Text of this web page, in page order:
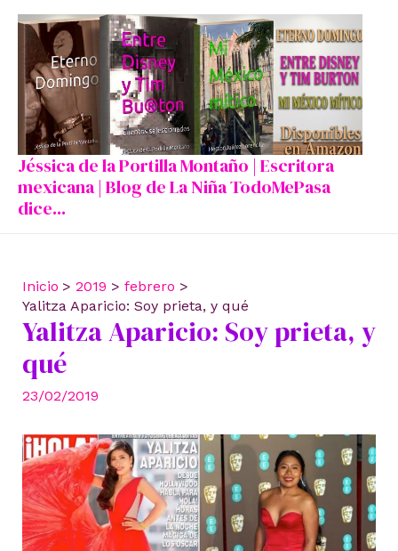
contenido
Jéssica de la Portilla Montaño | Escritora
mexicana | Blog de La Niña TodoMePasa
dice...
Inicio 2019
febrero
Yalitza Aparicio: Soy prieta, y qué
Yalitza Aparicio: Soy prieta, y
qué
23/02/2019